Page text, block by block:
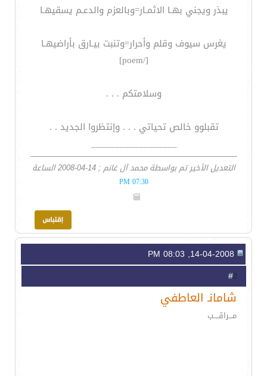
يبذر ويجني بهـا الاثمـار=وبالعزم والدعـم يسقيهـا
يغرس سيوف وقلم وأحرار=وتنبت بيـارق بأراضيهـا
[/poem]
وسلامتكم . . .
تقبلوو خالص تحياتي . . . وإنتظروا الجديد . .
__________________
التعديل الأخير تم بواسطة محمد آل غانم ; 14-04-2008 الساعة
07:30 PM
2
شامانـ العاطفي
مـــراقــــب